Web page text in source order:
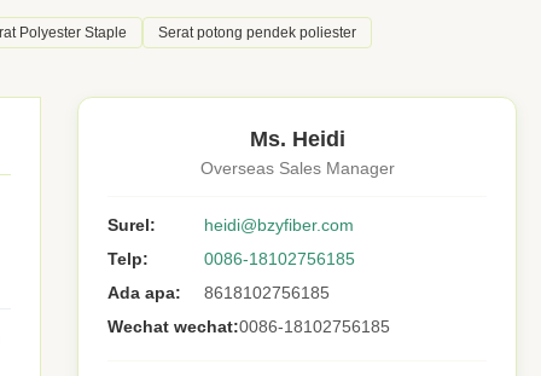
Polyester Staple Serat potong pendek poliester
Ms. Heidi
Overseas Sales Manager
Surel:
heidi@bzyfiber.com
Telp:
0086-18102756185
Ada apa:
8618102756185
Wechat wechat:0086-18102756185